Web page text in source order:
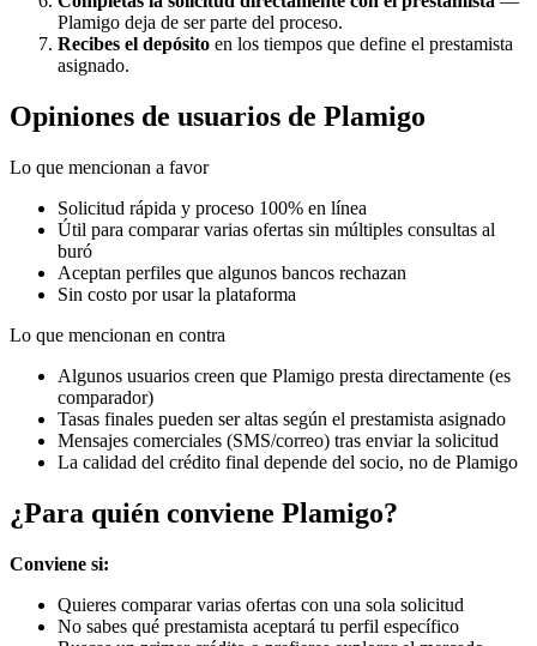
Plamigo deja de ser parte del proceso.
Recibes el depósito en los tiempos que define el prestamista
asignado.
Opiniones de usuarios de Plamigo
Lo que mencionan a favor
Solicitud rápida y proceso 100% en línea
Útil para comparar varias ofertas sin múltiples consultas al
buró
Aceptan perfiles que algunos bancos rechazan
Sin costo por usar la plataforma
Lo que mencionan en contra
Algunos usuarios creen que Plamigo presta directamente (es
comparador)
Tasas finales pueden ser altas según el prestamista asignado
Mensajes comerciales (SMS/correo) tras enviar la solicitud
La calidad del crédito final depende del socio, no de Plamigo
¿Para quién conviene Plamigo?
Conviene si:
Quieres comparar varias ofertas con una sola solicitud
No sabes qué prestamista aceptará tu perfil específico